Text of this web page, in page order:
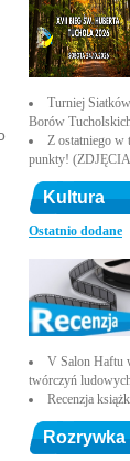
Turniej
Borów
Z ostatniego w
punkty!
Kultura
Ostatnio dodane
V Salon Haftu
twórczyń
Recenzja
Rozrywka